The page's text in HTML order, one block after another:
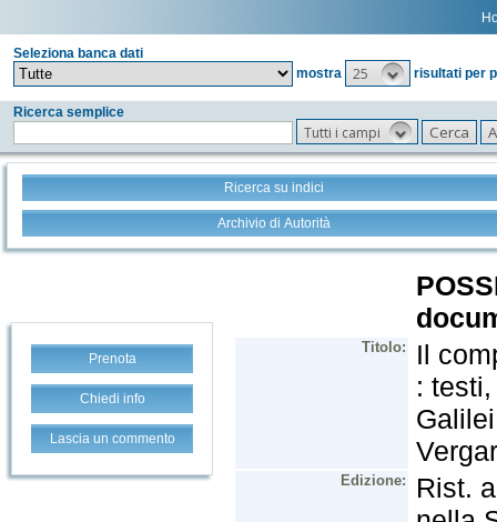
Seleziona banca dati
mostra
25 risultati per
Ricerca semplice
Tutti i campi
Ricerca su indici
Archivio di Autorità
Prenota
Chiedi info
Lascia un commento